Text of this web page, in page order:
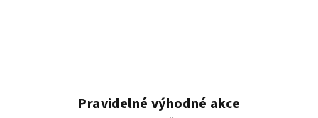
Pravidelné výhodné akce